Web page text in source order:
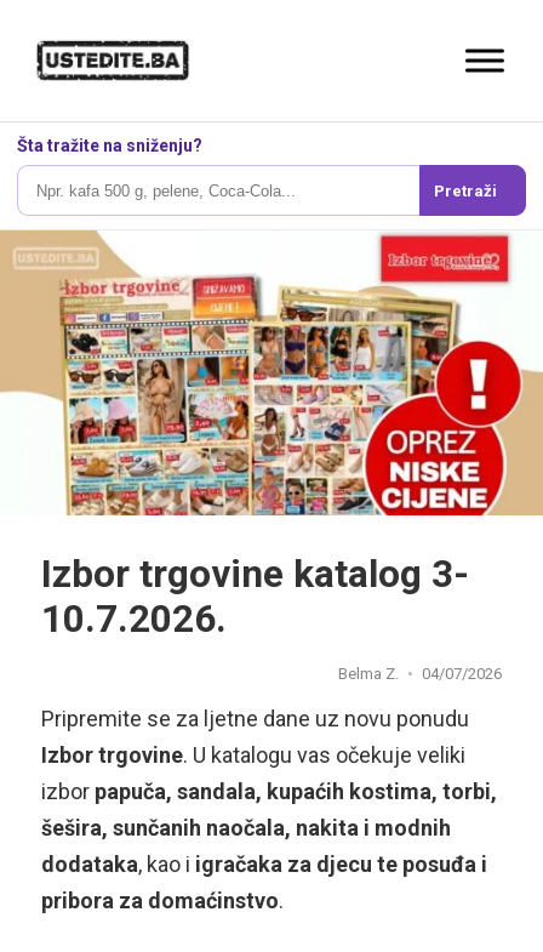
Šta tražite na sniženju?
Pretraži
Izbor trgovine katalog 3-
10.7.2026.
Belma Z. 04/07/2026
Pripremite se za ljetne dane uz novu ponudu
Izbor trgovine. U katalogu vas očekuje veliki
izbor papuča, sandala, kupaćih kostima, torbi,
šešira, sunčanih naočala, nakita i modnih
dodataka, kao i igračaka za djecu te posuđa i
pribora za domaćinstvo.